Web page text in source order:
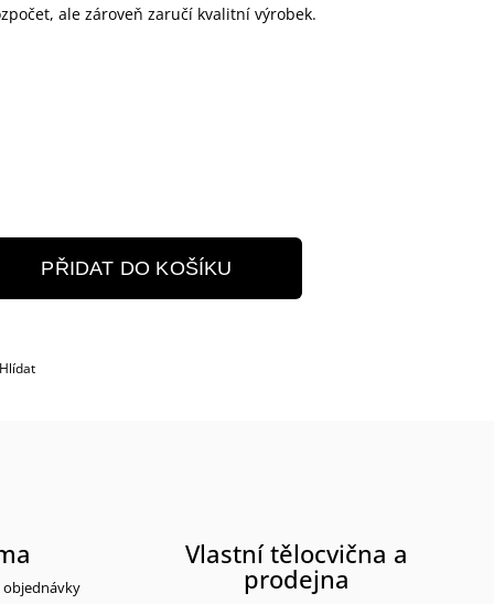
ale zároveň zaručí kvalitní výrobek.
PŘIDAT DO KOŠÍKU
Hlídat
objednávky
Vlastní tělocvična a
prodejna